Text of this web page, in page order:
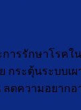
ารรักษาโรคใ
กระตุ้นระบบเ
ลดความอยาก